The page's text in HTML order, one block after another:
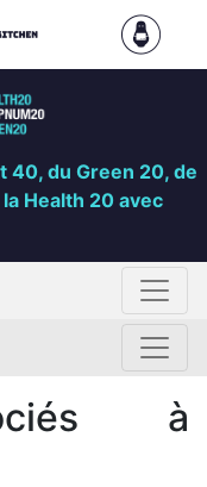
40, du Green 20, de
Health 20 avec
à